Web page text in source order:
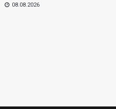
08.08.2026